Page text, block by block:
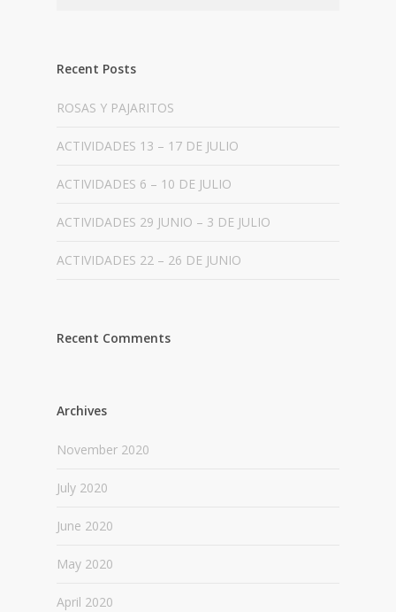
Recent Posts
ROSAS Y PAJARITOS
ACTIVIDADES 13 – 17 DE JULIO
ACTIVIDADES 6 – 10 DE JULIO
ACTIVIDADES 29 JUNIO – 3 DE JULIO
ACTIVIDADES 22 – 26 DE JUNIO
Recent Comments
Archives
November 2020
July 2020
June 2020
May 2020
April 2020